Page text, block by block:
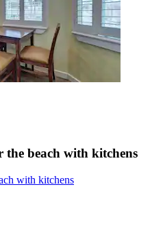
the beach with kitchens
with kitchens